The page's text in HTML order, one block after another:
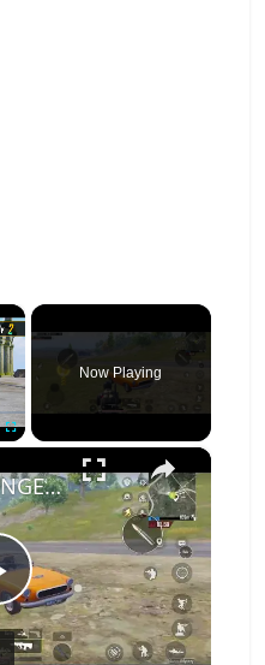
×
Now Playing
×
MY BEST REVENGE GAMEPLAY OF MONTH